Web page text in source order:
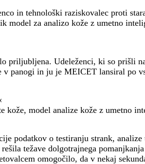
in tehnološki raziskovalec proti
model za analizo kože z umetno
Udeleženci, ki so prišli
v panogi in ju je MEICET lansiral po
model analize kože z umetno
podatkov o testiranju strank,
težave dolgotrajnega
omogočilo, da v nekaj